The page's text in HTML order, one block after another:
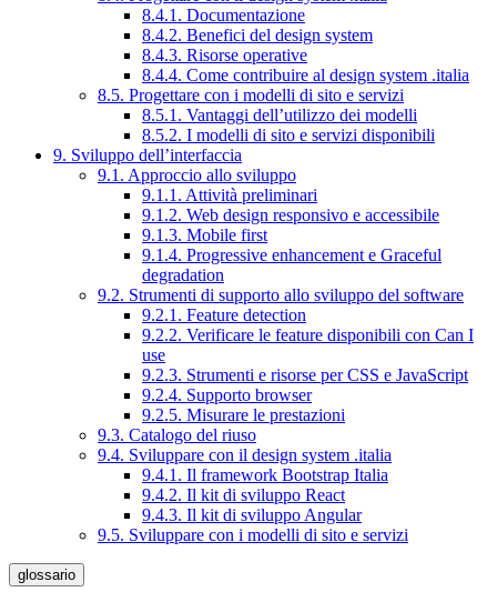
8.4.1. Documentazione
8.4.2. Benefici del design system
8.4.3. Risorse operative
8.4.4. Come contribuire al design system .italia
8.5. Progettare con i modelli di sito e servizi
8.5.1. Vantaggi dell’utilizzo dei modelli
8.5.2. I modelli di sito e servizi disponibili
9. Sviluppo dell’interfaccia
9.1. Approccio allo sviluppo
9.1.1. Attività preliminari
9.1.2. Web design responsivo e accessibile
9.1.3. Mobile first
9.1.4. Progressive enhancement e Graceful
degradation
9.2. Strumenti di supporto allo sviluppo del software
9.2.1. Feature detection
9.2.2. Verificare le feature disponibili con Can I
use
9.2.3. Strumenti e risorse per CSS e JavaScript
9.2.4. Supporto browser
9.2.5. Misurare le prestazioni
9.3. Catalogo del riuso
9.4. Sviluppare con il design system .italia
9.4.1. Il framework Bootstrap Italia
9.4.2. Il kit di sviluppo React
9.4.3. Il kit di sviluppo Angular
9.5. Sviluppare con i modelli di sito e servizi
glossario